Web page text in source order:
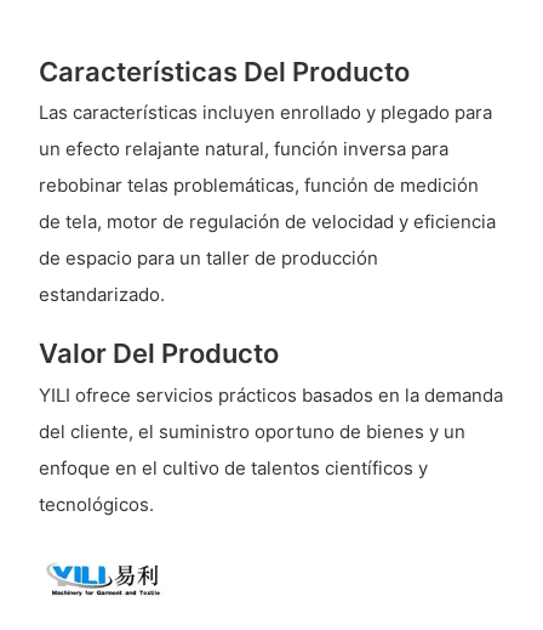
Características Del Producto
Las características incluyen enrollado y plegado para
un efecto relajante natural, función inversa para
rebobinar telas problemáticas, función de medición
de tela, motor de regulación de velocidad y eficiencia
de espacio para un taller de producción
estandarizado.
Valor Del Producto
YILI ofrece servicios prácticos basados ​​​​en la demanda
del cliente, el suministro oportuno de bienes y un
enfoque en el cultivo de talentos científicos y
tecnológicos.